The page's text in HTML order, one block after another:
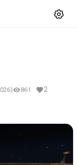
) 861 2